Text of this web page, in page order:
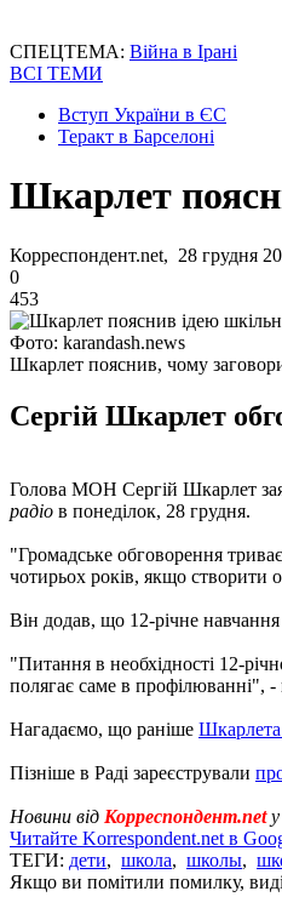
СПЕЦТЕМА: Війна в Ірані
ВСІ ТЕМИ
Вступ України в ЄС
Теракт в Барселоні
Шкарлет
Корреспондент.net, 28 грудня
0
453
Фото: karandash.news
Шкарлет пояснив, чому
Сергій Шкарлет
Голова МОН Сергій Шкарлет
радіо в понеділок, 28 грудня.
"Громадське обговорення
чотирьох років, якщо створити
Він додав, що 12-річне навчання
"Питання в необхідності 12-
полягає саме в профілюванні", -
Нагадаємо, що раніше Шкарлета
Пізніше в Раді зареєстрували
Новини від Корреспондент.netу
Читайте Korrespondent.net в
ТЕГИ: дети, школа, школы,
Якщо ви помітили помилку,